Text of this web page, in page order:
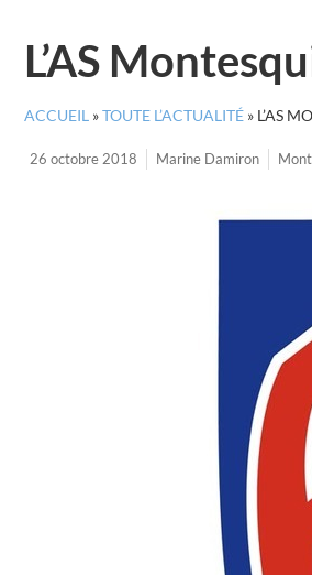
L’AS
ACCUEIL »TOUTE L’ACTUALITÉ » L’AS
26 octobre 2018 Marine Damiron